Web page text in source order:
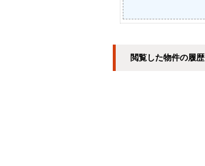
閲覧した物件の履歴